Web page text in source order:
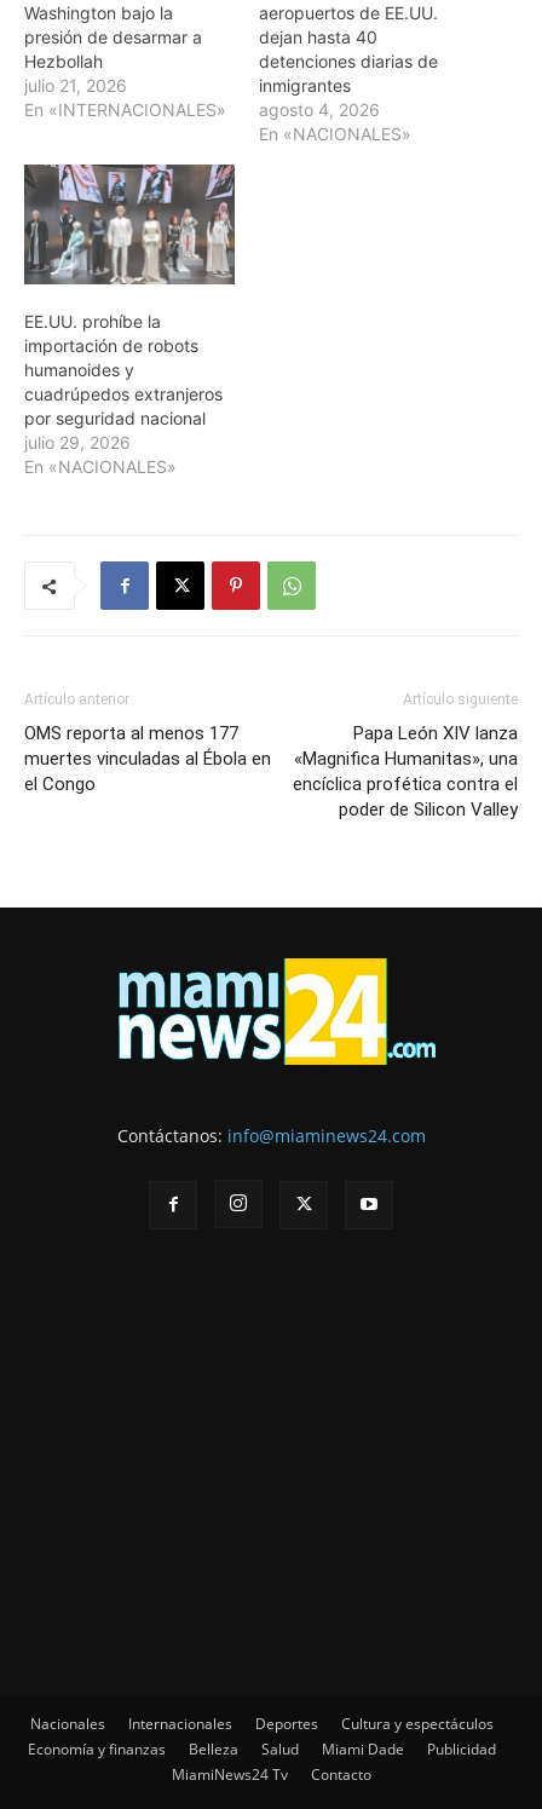
Washington bajo la
presión de desarmar a
Hezbollah
julio 21, 2026
En «INTERNACIONALES»
aeropuertos de EE.UU.
dejan hasta 40
detenciones diarias de
inmigrantes
agosto 4, 2026
En «NACIONALES»
EE.UU. prohíbe la
importación de robots
humanoides y
cuadrúpedos extranjeros
por seguridad nacional
julio 29, 2026
En «NACIONALES»
Artículo anterior
OMS reporta al menos 177
muertes vinculadas al Ébola en
el Congo
Artículo siguiente
Papa León XIV lanza
«Magnifica Humanitas», una
encíclica profética contra el
poder de Silicon Valley
Contáctanos: info@miaminews24.com
Nacionales Internacionales Deportes
Cultura y espectáculos
Economía y finanzas
Belleza Salud Miami Dade
Publicidad
MiamiNews24 Tv
Contacto